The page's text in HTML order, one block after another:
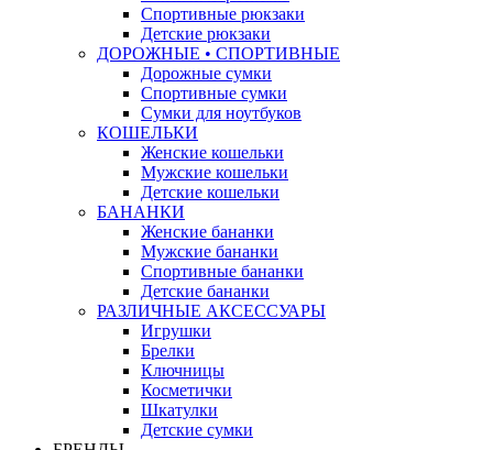
Спортивные рюкзаки
Детские рюкзаки
ДОРОЖНЫЕ • СПОРТИВНЫЕ
Дорожные сумки
Спортивные сумки
Сумки для ноутбуков
КОШЕЛЬКИ
Женские кошельки
Мужские кошельки
Детские кошельки
БАНАНКИ
Женские бананки
Мужские бананки
Спортивные бананки
Детские бананки
РАЗЛИЧНЫЕ АКСЕССУАРЫ
Игрушки
Брелки
Ключницы
Косметички
Шкатулки
Детские сумки